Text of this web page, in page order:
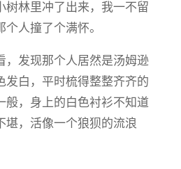
树林里冲了出来，我一不留
人撞了个满怀。
，发现那个人居然是汤姆逊
发白，平时梳得整整齐齐的
般，身上的白色衬衫不知道
堪，活像一个狼狈的流浪